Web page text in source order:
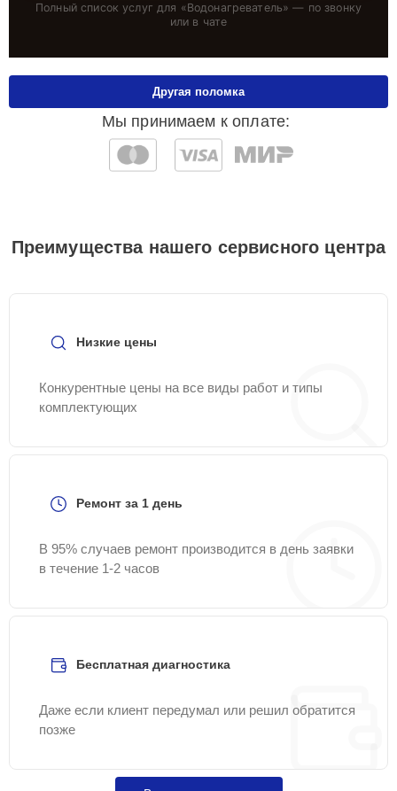
Полный список услуг для «Водонагреватель» — по звонку
или в чате
Мы принимаем к оплате:
Другая поломка
Преимущества нашего сервисного центра
Низкие цены
Конкурентные цены на все виды работ и типы
комплектующих
Ремонт за 1 день
В 95% случаев ремонт производится в день заявки
в течение 1-2 часов
Бесплатная диагностика
Даже если клиент передумал или решил обратится
позже